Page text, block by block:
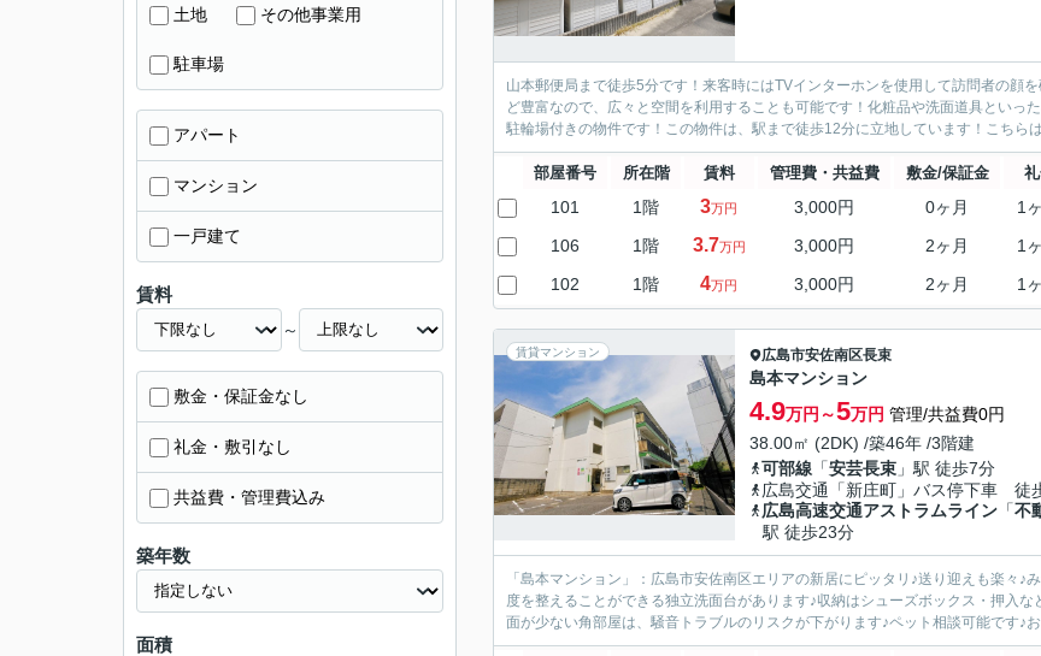
山本郵便局まで徒歩5分です！来客時にはTVインターホンを使用して訪問者の顔
ど豊富なので、広々と空間を利用することも可能です！化粧品や洗面道具といっ
駐輪場付きの物件です！この物件は、駅まで徒歩12分に立地しています！こちら
部屋番号 所在階 賃料 管理費・共益費 敷金/保証金
101 1階 3万円 3,000円 0ヶ月 1
106 1階 3.7万円 3,000円 2ヶ月 1
102 1階 4万円 3,000円 2ヶ月 1
賃貸マンション 広島市安佐南区長束
島本マンション
4.9万円～5万円 管理/共益費0円
38.00㎡ (2DK) /築46年 /3階建
可部線 「安芸長束 」駅 徒歩7分
広島交通「新庄町」バス停下車 徒
広島高速交通アストラムライン 「不
駅 徒歩23分
「島本マンション」：広島市安佐南区エリアの新居にピッタリ♪送り迎えも楽々
度を整えることができる独立洗面台があります♪収納はシューズボックス・押入
面が少ない角部屋は、騒音トラブルのリスクが下がります♪ペット相談可能です♪
土地 その他事業用
駐車場
アパート
マンション
一戸建て
賃料
～
敷金・保証金なし
礼金・敷引なし
共益費・管理費込み
築年数
面積